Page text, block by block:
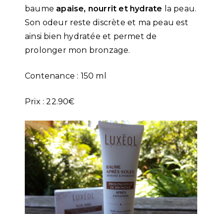
baume apaise, nourrit et hydrate la peau.
Son odeur reste discrète et ma peau est
ainsi bien hydratée et permet de
prolonger mon bronzage.
Contenance : 150 ml
Prix : 22.90€